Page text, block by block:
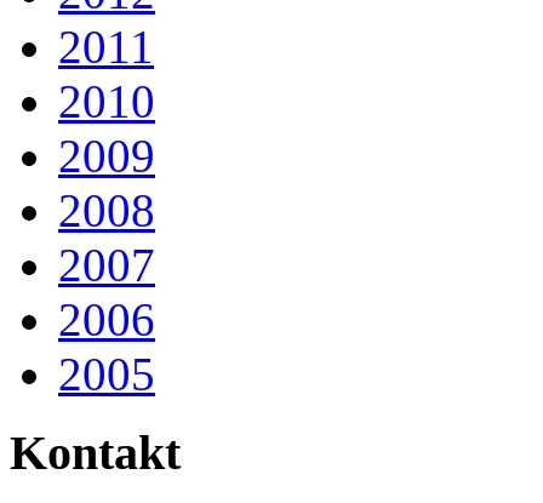
2011
2010
2009
2008
2007
2006
2005
Kontakt